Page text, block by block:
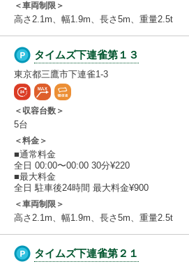
＜車両制限＞
高さ2.1m、幅1.9m、長さ5m、重量2.5t
タイムズ下連雀第１３
東京都三鷹市下連雀1-3
＜収容台数＞
5台
＜料金＞
■通常料金
全日 00:00〜00:00 30分¥220
■最大料金
全日 駐車後24時間 最大料金¥900
＜車両制限＞
高さ2.1m、幅1.9m、長さ5m、重量2.5t
タイムズ下連雀第２１